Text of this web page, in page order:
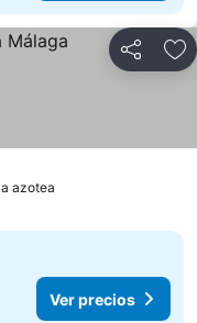
Compartir
azotea
Ver precios